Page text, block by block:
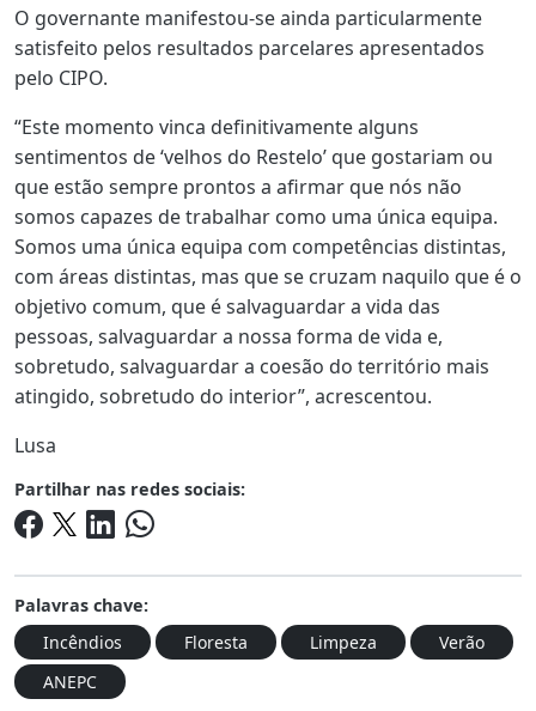
O governante manifestou-se ainda particularmente
satisfeito pelos resultados parcelares apresentados
pelo CIPO.
“Este momento vinca definitivamente alguns
sentimentos de ‘velhos do Restelo’ que gostariam ou
que estão sempre prontos a afirmar que nós não
somos capazes de trabalhar como uma única equipa.
Somos uma única equipa com competências distintas,
com áreas distintas, mas que se cruzam naquilo que é o
objetivo comum, que é salvaguardar a vida das
pessoas, salvaguardar a nossa forma de vida e,
sobretudo, salvaguardar a coesão do território mais
atingido, sobretudo do interior”, acrescentou.
Lusa
Partilhar nas redes sociais:
Palavras chave:
Incêndios
Floresta Limpeza
Verão
ANEPC